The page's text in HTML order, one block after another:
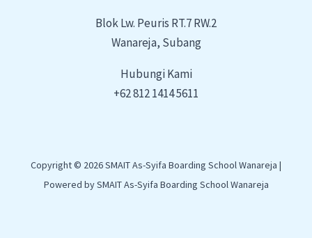
Blok Lw. Peuris RT.7 RW.2
Wanareja, Subang
Hubungi Kami
+62 812 1414 5611
Copyright © 2026 SMAIT As-Syifa Boarding School Wanareja |
Powered by SMAIT As-Syifa Boarding School Wanareja